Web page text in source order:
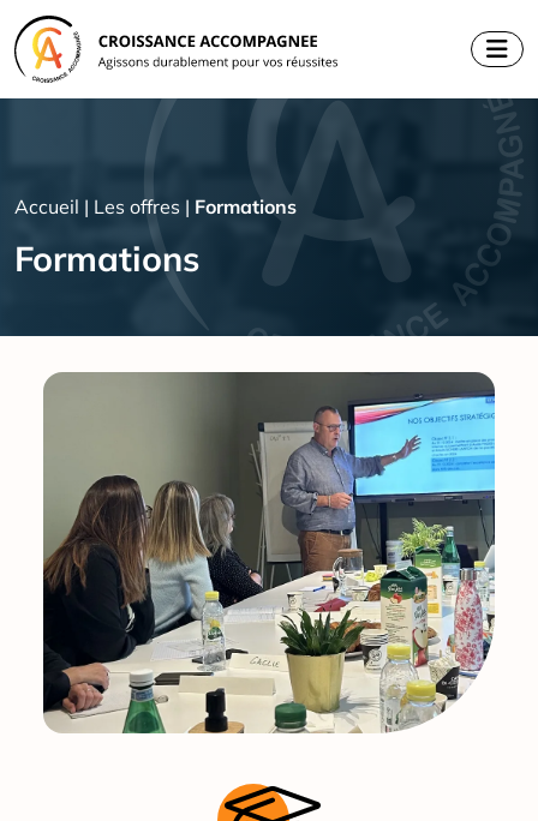
Aller
au
contenu
Accueil | Les offres | Formations
Formations